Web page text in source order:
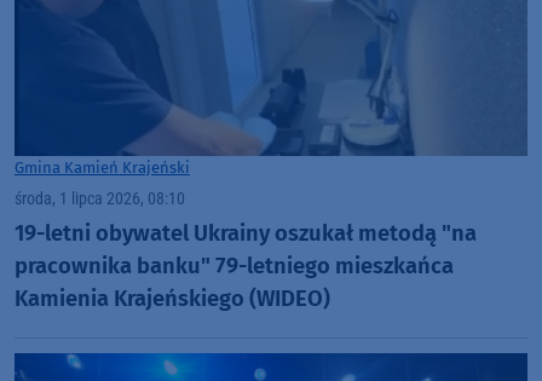
Gmina Kamień Krajeński
środa, 1 lipca 2026, 08:10
19-letni obywatel Ukrainy oszukał metodą "na
pracownika banku" 79-letniego mieszkańca
Kamienia Krajeńskiego (WIDEO)